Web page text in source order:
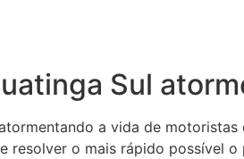
Sul
a vida de
o mais rápido possível